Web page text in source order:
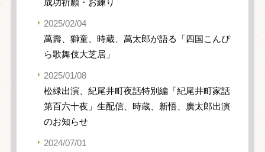
成功祈願・お練り
2025/02/04
萬壽、獅童、時蔵、萬太郎が語る「四国こんぴ
ら歌舞伎大芝居」
2025/01/08
松緑出演、紀尾井町夜話特別編「紀尾井町家話
第百六十夜」生配信、時蔵、新悟、廣太郎出演
のお知らせ
2024/07/01